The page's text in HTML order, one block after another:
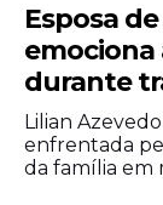
Realização:
Esposa
durante
Lilian
enfrentada
da família em